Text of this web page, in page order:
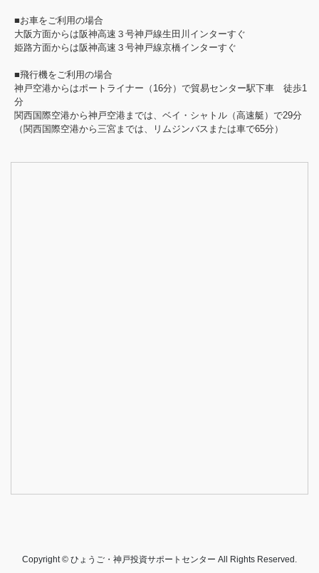
■お車をご利用の場合
大阪方面からは阪神高速３号神戸線生田川インターすぐ
姫路方面からは阪神高速３号神戸線京橋インターすぐ
■飛行機をご利用の場合
神戸空港からはポートライナー（16分）で貿易センター駅下車 徒歩1
分
関西国際空港から神戸空港までは、ベイ・シャトル（高速艇）で29分
（関西国際空港から三宮までは、リムジンバスまたは車で65分）
Copyright © ひょうご・神戸投資サポートセンター All Rights Reserved.